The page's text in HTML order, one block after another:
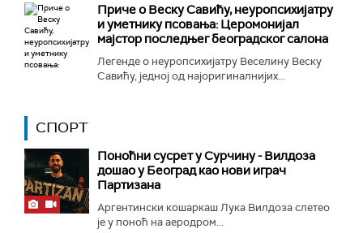
Приче о Веску Савићу, неуропсихијатру
и уметнику псовања: Церомонијал
мајстор последњег београдског салона
Легенде о неуропсихијатру Веселину Веску
Савићу, једној од најоригиналнијих...
СПОРТ
Поноћни сусрет у Сурчину - Вилдоза
дошао у Београд као нови играч
Партизана
Аргентински кошаркаш Лука Вилдоза слетео
је у поноћ на аеродром...